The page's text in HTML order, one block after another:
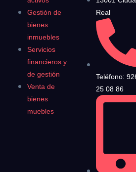
Gestión de
bienes
inmuebles
Servicios
financieros y
de gestión
Venta de
bienes
muebles
Real
Teléfono:
25 08 86